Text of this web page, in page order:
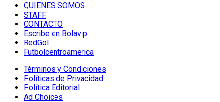
QUIENES SOMOS
STAFF
CONTACTO
Escribe en Bolavip
RedGol
Futbolcentroamerica
Términos y Condiciones
Políticas de Privacidad
Política Editorial
Ad Choices